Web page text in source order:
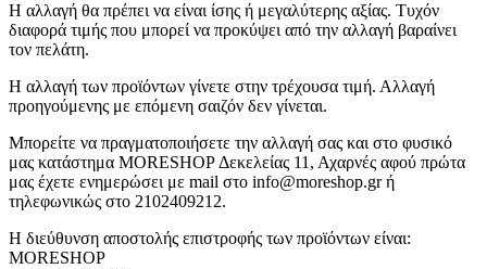
Η αλλαγή θα πρέπει να είναι ίσης ή μεγαλύτερης αξίας. Τυχόν
διαφορά τιμής που μπορεί να προκύψει από την αλλαγή βαραίνει
τον πελάτη.
Η αλλαγή των προϊόντων γίνετε στην τρέχουσα τιμή. Αλλαγή
προηγούμενης με επόμενη σαιζόν δεν γίνεται.
Μπορείτε να πραγματοποιήσετε την αλλαγή σας και στο φυσικό
μας κατάστημα MORESHOP Δεκελείας 11, Αχαρνές αφού πρώτα
μας έχετε ενημερώσει με mail στο info@moreshop.gr ή
τηλεφωνικώς στο 2102409212.
Η διεύθυνση αποστολής επιστροφής των προϊόντων είναι:
MORESHOP